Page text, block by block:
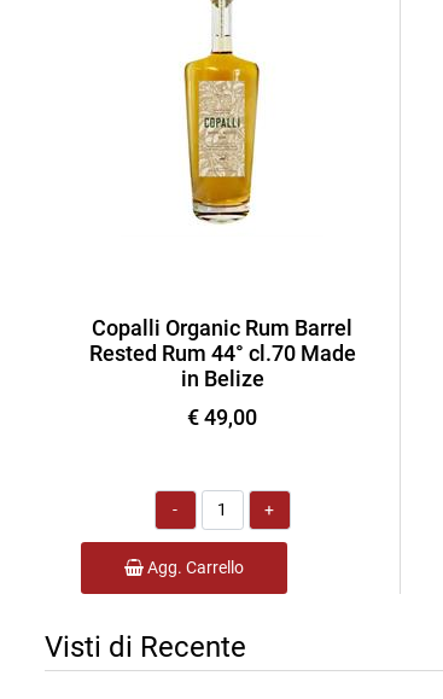
Copalli Organic Rum Barrel
Rested Rum 44° cl.70 Made
in Belize
€ 49,00
Quantità
Agg. Carrello
Visti di Recente